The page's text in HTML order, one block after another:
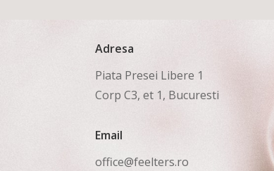
Adresa
Piata Presei Libere 1
Corp C3, et 1, Bucuresti
Email
office@feelters.ro